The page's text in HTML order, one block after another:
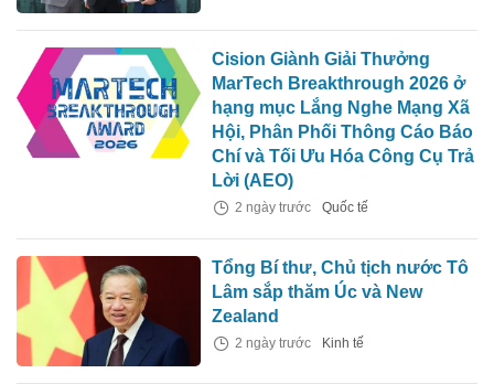
Cision Giành Giải Thưởng
MarTech Breakthrough 2026 ở
hạng mục Lắng Nghe Mạng Xã
Hội, Phân Phối Thông Cáo Báo
Chí và Tối Ưu Hóa Công Cụ Trả
Lời (AEO)
2 ngày trước Quốc tế
Tổng Bí thư, Chủ tịch nước Tô
Lâm sắp thăm Úc và New
Zealand
2 ngày trước Kinh tế